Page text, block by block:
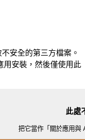
安全的第三方檔案。
用安裝，然後僅使用此
此處
把它當作「關於應用與